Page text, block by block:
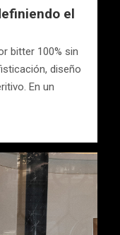
el
bitter 100% sin
diseño
En un